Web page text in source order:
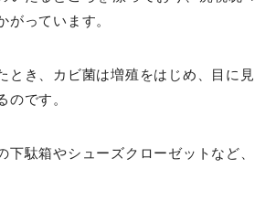
がっています。
とき、カビ菌は増殖をはじめ、目に見
のです。
下駄箱やシューズクローゼットなど、